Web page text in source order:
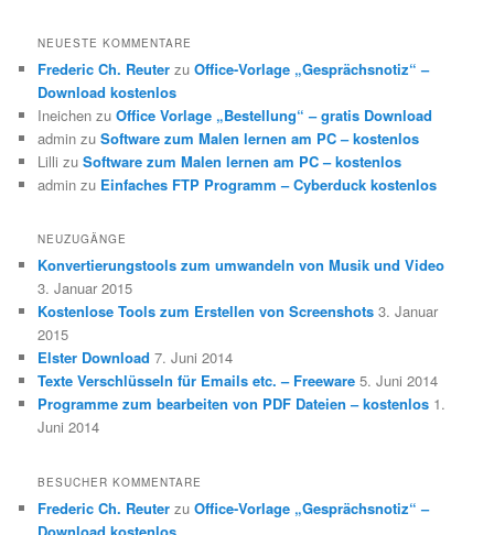
NEUESTE KOMMENTARE
Frederic Ch. Reuter zuOffice-Vorlage „Gesprächsnotiz“ –
Download kostenlos
Ineichen zuOffice Vorlage „Bestellung“ – gratis Download
admin zuSoftware zum Malen lernen am PC – kostenlos
Lilli zuSoftware zum Malen lernen am PC – kostenlos
admin zu Einfaches FTP Programm – Cyberduck kostenlos
NEUZUGÄNGE
Konvertierungstools zum umwandeln von Musik und Video
3. Januar 2015
Kostenlose Tools zum Erstellen von Screenshots 3. Januar
2015
Elster Download 7. Juni 2014
Texte Verschlüsseln für Emails etc. – Freeware 5. Juni 2014
Programme zum bearbeiten von PDF Dateien – kostenlos 1.
Juni 2014
BESUCHER KOMMENTARE
Frederic Ch. Reuter zuOffice-Vorlage „Gesprächsnotiz“ –